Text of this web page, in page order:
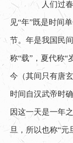
人们过春
见“年”既是时间
节。年是我国民
称“载”，夏代称“
今（其间只有唐
时间自汉武帝时
因这一天是一年
旦，所以也称“元